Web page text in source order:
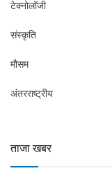
टेक्नोलॉजी
संस्कृति
मौसम
अंतरराष्ट्रीय
ताजा खबर